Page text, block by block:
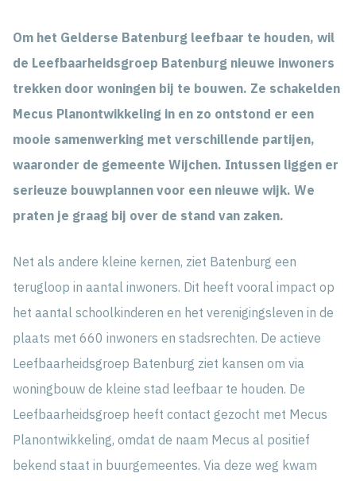
Om het Gelderse Batenburg leefbaar te houden, wil
de Leefbaarheidsgroep Batenburg nieuwe inwoners
trekken door woningen bij te bouwen. Ze schakelden
Mecus Planontwikkeling in en zo ontstond er een
mooie samenwerking met verschillende partijen,
waaronder de gemeente Wijchen. Intussen liggen er
serieuze bouwplannen voor een nieuwe wijk. We
praten je graag bij over de stand van zaken.
Net als andere kleine kernen, ziet Batenburg een
terugloop in aantal inwoners. Dit heeft vooral impact op
het aantal schoolkinderen en het verenigingsleven in de
plaats met 660 inwoners en stadsrechten. De actieve
Leefbaarheidsgroep Batenburg ziet kansen om via
woningbouw de kleine stad leefbaar te houden. De
Leefbaarheidsgroep heeft contact gezocht met Mecus
Planontwikkeling, omdat de naam Mecus al positief
bekend staat in buurgemeentes. Via deze weg kwam